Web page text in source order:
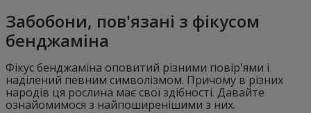
Забобони, пов'язані з фікусом
бенджаміна
Фікус бенджаміна оповитий різними повір'ями і
наділений певним символізмом. Причому в різних
народів ця рослина має свої здібності. Давайте
ознайомимося з найпоширенішими з них.